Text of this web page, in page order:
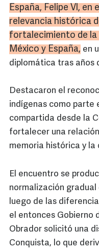
España, Felipe VI,
relevancia histórica
fortalecimiento de
México y España, en
diplomática tras años
Destacaron el
indígenas como parte
compartida desde la
fortalecer una
memoria histórica y la
El encuentro se
normalización
luego de las
el entonces Gobierno
Obrador solicitó una
Conquista, lo que